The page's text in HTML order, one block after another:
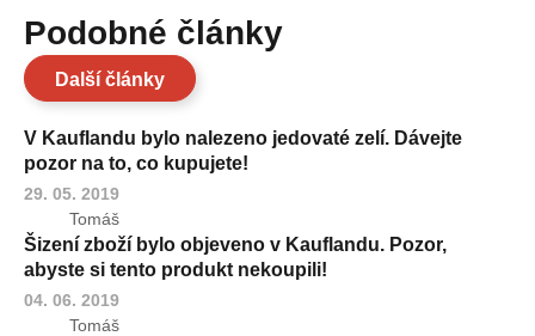
Podobné články
Další články
V Kauflandu bylo nalezeno jedovaté zelí. Dávejte
pozor na to, co kupujete!
29. 05. 2019
Tomáš
Šizení zboží bylo objeveno v Kauflandu. Pozor,
abyste si tento produkt nekoupili!
04. 06. 2019
Tomáš